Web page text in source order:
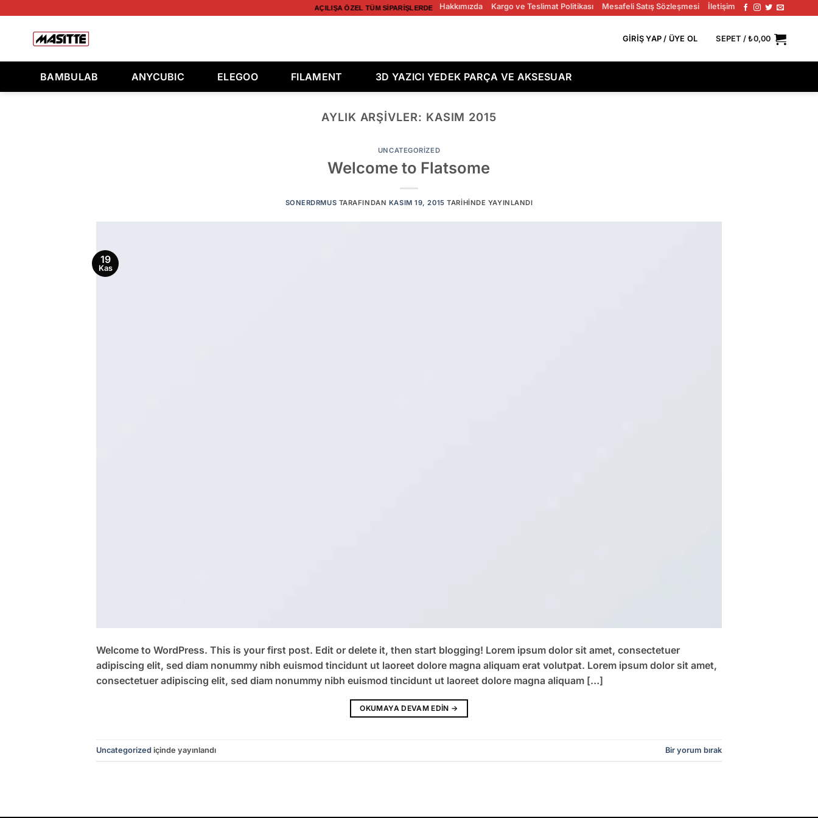
AÇILIŞA ÖZEL TÜM SIPARIŞLERDE ÜCRETSIZ KARGO! AÇILIŞA ÖZEL TÜM SIPARIŞLERDE ÜCRETSIZ KARGO!
Hakkımızda Kargo ve Teslimat Politikası Mesafeli Satış Sözleşmesi İletişim
GIRIŞ YAP / ÜYE OL SEPET /₺0,00
BAMBULAB ANYCUBIC ELEGOO FILAMENT 3D YAZICI YEDEK PARÇA VE AKSESUAR
AYLIK ARŞIVLER: KASIM 2015
UNCATEGORIZED
Welcome to Flatsome
SONERDRMUS TARAFINDAN KASIM 19, 2015 TARIHINDE YAYINLANDI
19
Kas
Welcome to WordPress. This is your first post. Edit or delete it, then start blogging! Lorem ipsum dolor sit amet, consectetuer
adipiscing elit, sed diam nonummy nibh euismod tincidunt ut laoreet dolore magna aliquam erat volutpat. Lorem ipsum dolor sit amet,
consectetuer adipiscing elit, sed diam nonummy nibh euismod tincidunt ut laoreet dolore magna aliquam […]
OKUMAYA DEVAM EDIN →
Uncategorizediçinde yayınlandı Bir yorum bırak